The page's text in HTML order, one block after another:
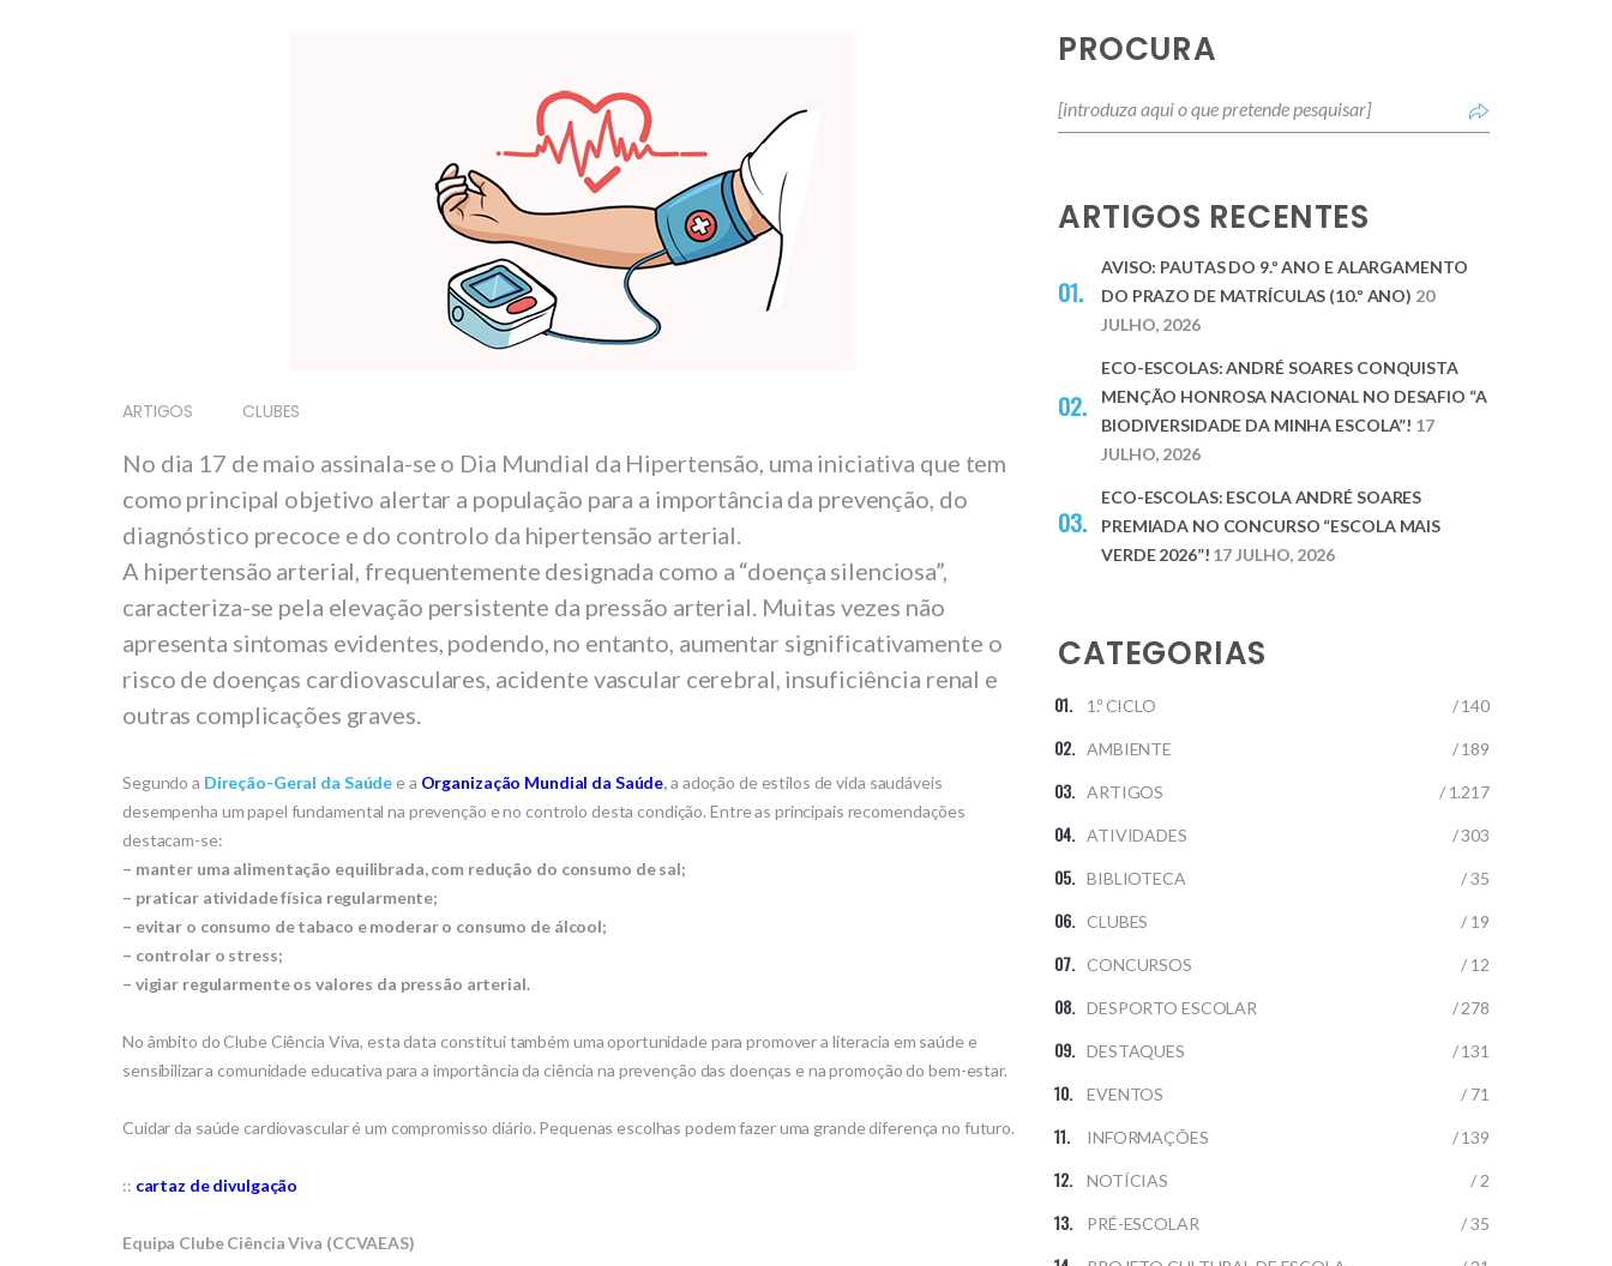
ARTIGOS CLUBES
No dia 17 de maio assinala-se o Dia Mundial da Hipertensão, uma iniciativa que tem
como principal objetivo alertar a população para a importância da prevenção, do
diagnóstico precoce e do controlo da hipertensão arterial.
A hipertensão arterial, frequentemente designada como a “doença silenciosa”,
caracteriza-se pela elevação persistente da pressão arterial. Muitas vezes não
apresenta sintomas evidentes, podendo, no entanto, aumentar significativamente o
risco de doenças cardiovasculares, acidente vascular cerebral, insuficiência renal e
outras complicações graves.
Segundo a Direção-Geral da Saúde e a Organização Mundial da Saúde,a adoção de estilos de vida saudáveis
desempenha um papel fundamental na prevenção e no controlo desta condição. Entre as principais recomendações
destacam-se:
– manter uma alimentação equilibrada, com redução do consumo de sal;
– praticar atividade física regularmente;
– evitar o consumo de tabaco e moderar o consumo de álcool;
– controlar o stress;
– vigiar regularmente os valores da pressão arterial.
No âmbito do Clube Ciência Viva, esta data constitui também uma oportunidade para promover a literacia em saúde e
sensibilizar a comunidade educativa para a importância da ciência na prevenção das doenças e na promoção do bem-estar.
Cuidar da saúde cardiovascular é um compromisso diário. Pequenas escolhas podem fazer uma grande diferença no futuro.
:: cartaz de divulgação
Equipa Clube Ciência Viva (CCVAEAS)
PROCURA
ARTIGOS RECENTES
AVISO: PAUTAS DO 9.º ANO E ALARGAMENTO
DO PRAZO DE MATRÍCULAS (10.º ANO) 20
JULHO, 2026
ECO-ESCOLAS: ANDRÉ SOARES CONQUISTA
MENÇÃO HONROSA NACIONAL NO DESAFIO “A
BIODIVERSIDADE DA MINHA ESCOLA”! 17
JULHO, 2026
ECO-ESCOLAS: ESCOLA ANDRÉ SOARES
PREMIADA NO CONCURSO “ESCOLA MAIS
VERDE 2026”! 17 JULHO, 2026
CATEGORIAS
1.º CICLO / 140
AMBIENTE / 189
ARTIGOS / 1.217
ATIVIDADES / 303
BIBLIOTECA / 35
CLUBES / 19
CONCURSOS / 12
DESPORTO ESCOLAR / 278
DESTAQUES / 131
EVENTOS / 71
INFORMAÇÕES / 139
NOTÍCIAS / 2
PRÉ-ESCOLAR / 35